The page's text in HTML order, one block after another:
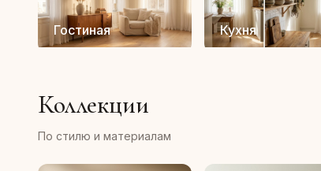
Гостиная Кухня
Коллекции
По стилю и материалам